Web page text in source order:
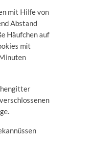
mit Hilfe von
Abstand
Häufchen auf
mit